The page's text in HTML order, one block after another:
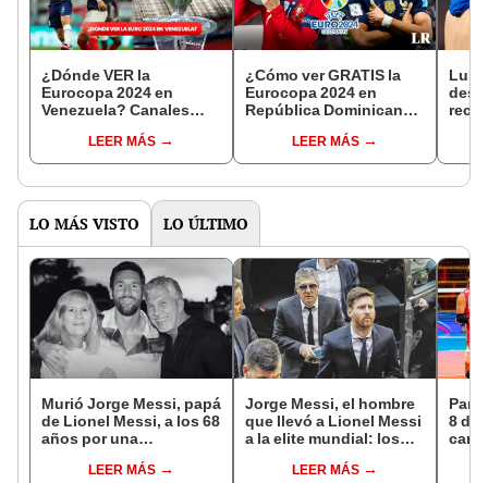
¿Dónde VER la
Eurocopa 2024 en
Venezuela? Canales
torneoLEER MÁS
¿Cómo ver GRATIS la
Eurocopa 2024 en
República Dominicana?
mejores opciones
ONLINE
LEER MÁS
LO MÁS VISTO LO ÚLTIMO
Murió Jorge Messi, papá
de Lionel Messi, a los 68
años por una
LEER MÁS
Jorge Messi, el hombre
que llevó a Lionel Messi
a la elite mundial: los
carrera de su hijo
LEER MÁS
8 de